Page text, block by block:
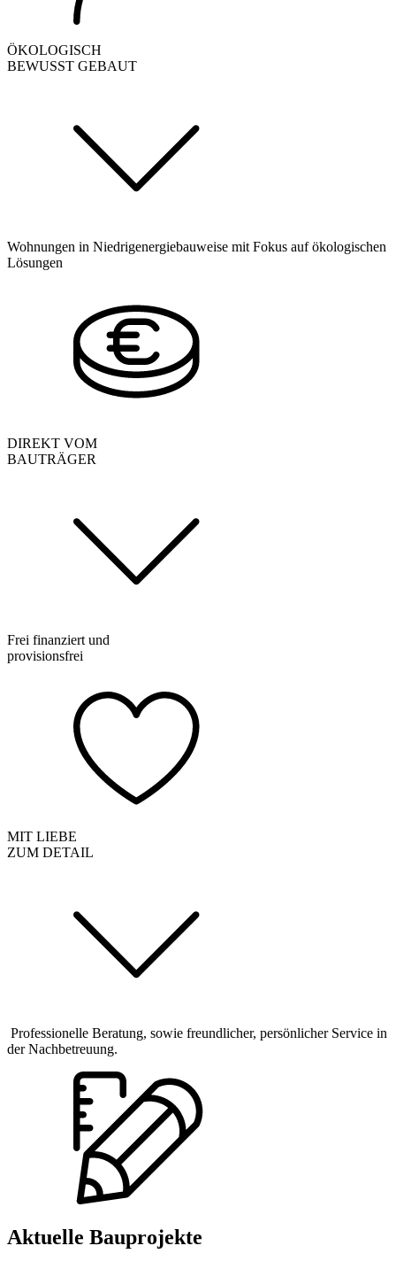
ÖKOLOGISCH
BEWUSST GEBAUT
Wohnungen in Niedrigenergiebauweise mit Fokus auf ökologischen
Lösungen
DIREKT VOM
BAUTRÄGER
Frei finanziert und
provisionsfrei
MIT LIEBE
ZUM DETAIL
Professionelle Beratung, sowie freundlicher, persönlicher Service in
der Nachbetreuung.
Aktuelle Bauprojekte